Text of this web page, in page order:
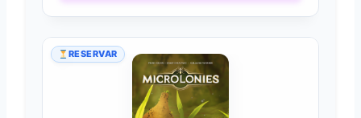
RESERVAR